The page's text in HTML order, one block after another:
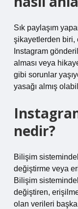
Sık paylaşım
şikayetlerden biri,
Instagram
alması veya
gibi sorunlar
yasağı almış
nedir?
Bilişim
değiştirme veya
Bilişim
değiştiren,
olan verileri